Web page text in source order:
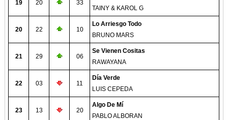
19 20 33
TAINY & KAROL G
20 22 10
Lo Arriesgo Todo
BRUNO MARS
21 29 06
Se Vienen Cositas
RAWAYANA
22 03 11
Día Verde
LUIS CEPEDA
23 13 20
Algo De Mí
PABLO ALBORAN